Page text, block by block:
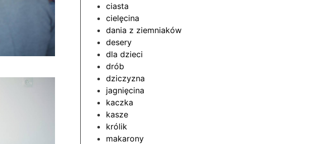
ciasta
cielęcina
dania z ziemniaków
desery
dla dzieci
drób
dziczyzna
jagnięcina
kaczka
kasze
królik
makarony